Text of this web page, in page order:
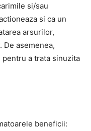
si/sau
si ca un
arsurilor,
asemenea,
a trata sinuzita
beneficii: